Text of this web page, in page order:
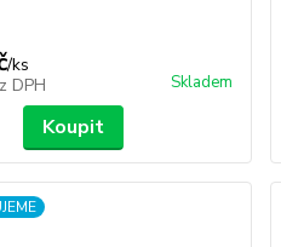
/ks
DPH Skladem
Koupit